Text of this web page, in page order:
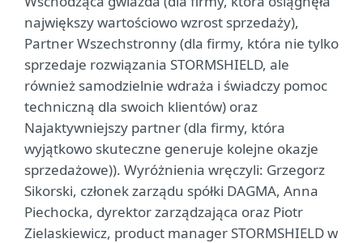
największy wartościowo wzrost sprzedaży),
Partner Wszechstronny (dla firmy, która nie tylko
sprzedaje rozwiązania STORMSHIELD, ale
również samodzielnie wdraża i świadczy pomoc
techniczną dla swoich klientów) oraz
Najaktywniejszy partner (dla firmy, która
wyjątkowo skuteczne generuje kolejne okazje
sprzedażowe)). Wyróżnienia wręczyli: Grzegorz
Sikorski, członek zarządu spółki DAGMA, Anna
Piechocka, dyrektor zarządzająca oraz Piotr
Zielaskiewicz, product manager STORMSHIELD w